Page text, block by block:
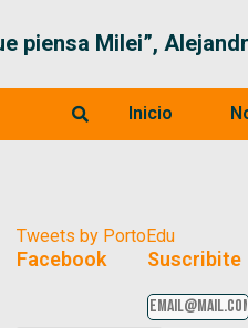
piensa Milei”,
Inicio
Tweets by PortoEdu
Facebook Suscribite